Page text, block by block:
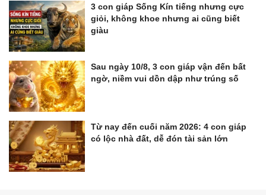
3 con giáp Sống Kín tiếng nhưng cực
giỏi, không khoe nhưng ai cũng biết
giàu
Sau ngày 10/8, 3 con giáp vận đến bất
ngờ, niềm vui dồn dập như trúng số
Từ nay đến cuối năm 2026: 4 con giáp
có lộc nhà đất, dễ đón tài sản lớn